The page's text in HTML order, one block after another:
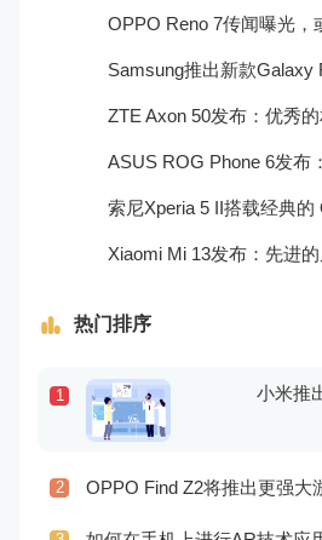
ZTE Axon 50发布：优秀
热门排序
1 小米推
2